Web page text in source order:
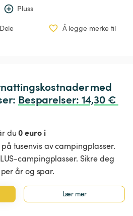
Pluss
Dele Å legge merke til
med
Besparelser: 14,30 €
du0 euro i
tusenvis av campingplasser.
campingplasser. Sikre deg
år og spar.
Lær mer